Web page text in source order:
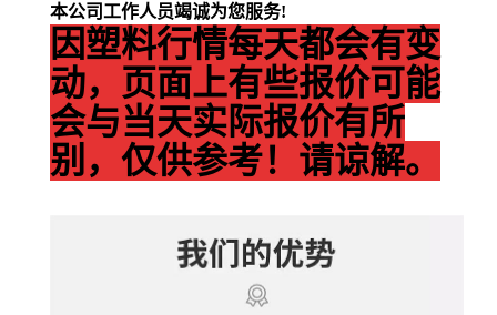
本公司工作人员竭诚为您服务!
因塑料行情每天都会有变
动，页面上有些报价可能
会与当天实际报价有所
别，仅供参考！请谅解。